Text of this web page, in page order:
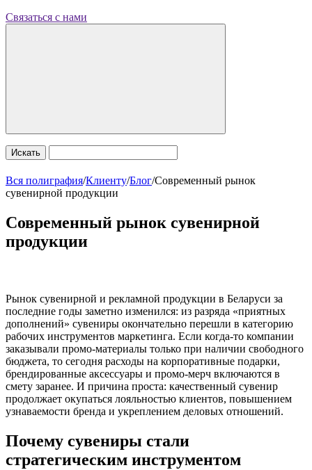
Связаться с нами
Искать
Вся полиграфия/Клиенту/Блог/Современный рынок
сувенирной продукции
Современный рынок сувенирной
продукции
Рынок сувенирной и рекламной продукции в Беларуси за
последние годы заметно изменился: из разряда «приятных
дополнений» сувениры окончательно перешли в категорию
рабочих инструментов маркетинга. Если когда-то компании
заказывали промо-материалы только при наличии свободного
бюджета, то сегодня расходы на корпоративные подарки,
брендированные аксессуары и промо-мерч включаются в
смету заранее. И причина проста: качественный сувенир
продолжает окупаться лояльностью клиентов, повышением
узнаваемости бренда и укреплением деловых отношений.
Почему сувениры стали
стратегическим инструментом